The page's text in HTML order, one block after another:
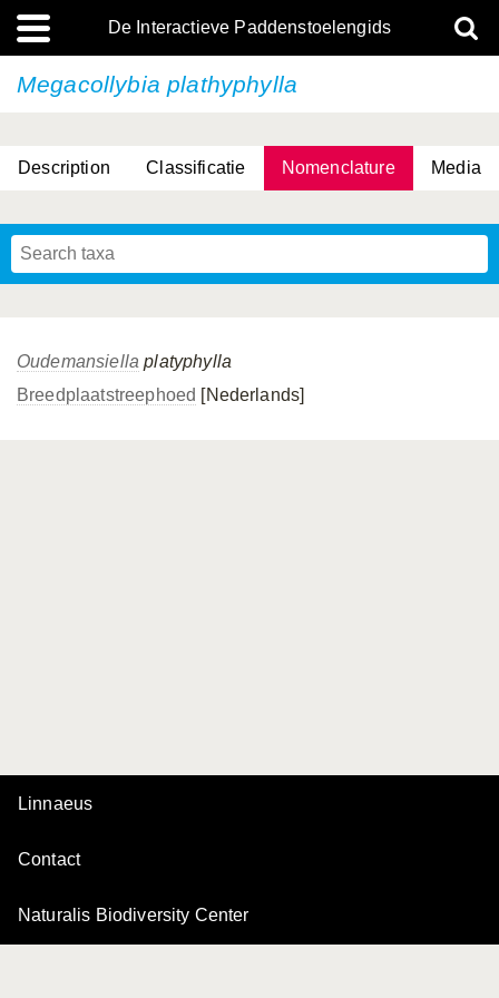
De Interactieve Paddenstoelengids
Megacollybia plathyphylla
Description Classificatie Nomenclature Media
Oudemansiella platyphylla
Breedplaatstreephoed [Nederlands]
Linnaeus
Contact
Naturalis Biodiversity Center